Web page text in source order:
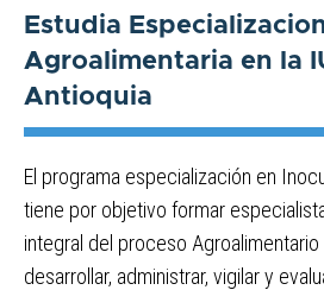
Estudia
Agroalimentaria en la
Antioquia
El programa especialización en
tiene por objetivo formar
integral del proceso
desarrollar, administrar, vigilar y